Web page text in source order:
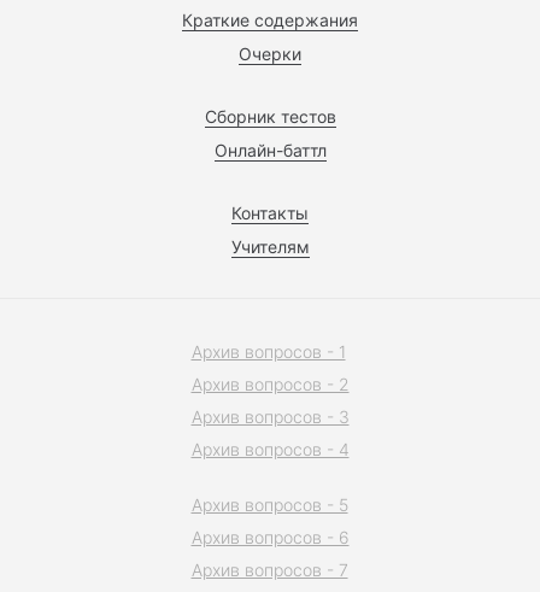
Краткие содержания
Очерки
Сборник тестов
Онлайн-баттл
Контакты
Учителям
Архив вопросов - 1
Архив вопросов - 2
Архив вопросов - 3
Архив вопросов - 4
Архив вопросов - 5
Архив вопросов - 6
Архив вопросов - 7